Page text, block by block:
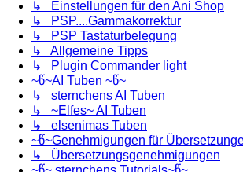
↳ Einstellungen für den Ani Shop
↳ PSP....Gammakorrektur
↳ PSP Tastaturbelegung
↳ Allgemeine Tipps
↳ Plugin Commander light
~წ~AI Tuben ~წ~
↳ sternchens AI Tuben
↳ ~Elfes~ AI Tuben
↳ elsenimas Tuben
~წ~Genehmigungen für
↳ Übersetzungsgenehmigungen